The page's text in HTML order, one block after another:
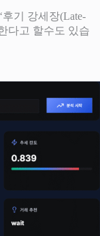
기 강세장(Late-
다고 할수도 있습